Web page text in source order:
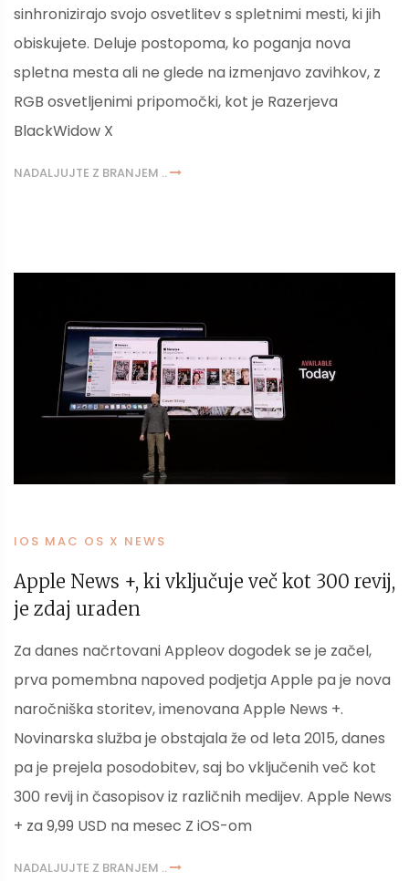
sinhronizirajo svojo osvetlitev s spletnimi mesti, ki jih
obiskujete. Deluje postopoma, ko poganja nova
spletna mesta ali ne glede na izmenjavo zavihkov, z
RGB osvetljenimi pripomočki, kot je Razerjeva
BlackWidow X
NADALJUJTE Z BRANJEM ..
IOS MAC OS X NEWS
Apple News +, ki vključuje več kot 300 revij,
je zdaj uraden
Za danes načrtovani Appleov dogodek se je začel,
prva pomembna napoved podjetja Apple pa je nova
naročniška storitev, imenovana Apple News +.
Novinarska služba je obstajala že od leta 2015, danes
pa je prejela posodobitev, saj bo vključenih več kot
300 revij in časopisov iz različnih medijev. Apple News
+ za 9,99 USD na mesec Z iOS-om
NADALJUJTE Z BRANJEM ..